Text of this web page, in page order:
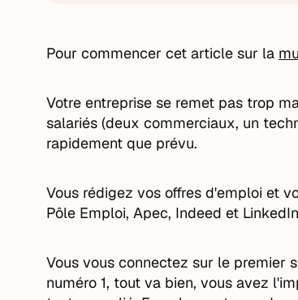
Pour commencer cet article sur la
Votre entreprise se remet pas trop
salariés (deux commerciaux, un
rapidement que prévu.
Vous rédigez vos offres d'emploi et
Pôle Emploi, Apec, Indeed et
Vous vous connectez sur le premier
numéro 1, tout va bien, vous avez